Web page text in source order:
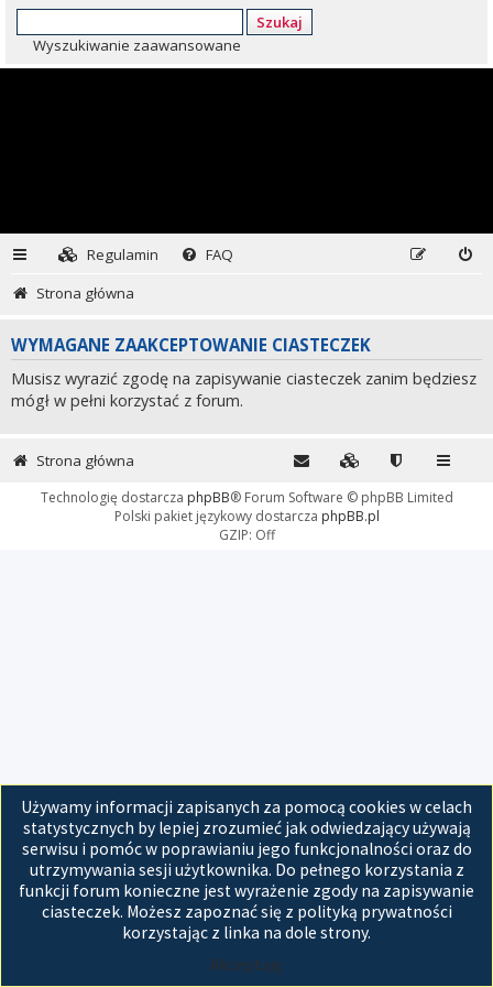
Szukaj
Wyszukiwanie zaawansowane
Regulamin
FAQ
Strona główna
WYMAGANE ZAAKCEPTOWANIE CIASTECZEK
Musisz wyrazić zgodę na zapisywanie ciasteczek zanim będziesz
mógł w pełni korzystać z forum.
Używamy informacji zapisanych za pomocą cookies w celach
statystycznych by lepiej zrozumieć jak odwiedzający używają
serwisu i pomóc w poprawianiu jego funkcjonalności oraz do
utrzymywania sesji użytkownika. Do pełnego korzystania z
funkcji forum konieczne jest wyrażenie zgody na zapisywanie
ciasteczek. Możesz zapoznać się z polityką prywatności
korzystając z linka na dole strony.
Akceptuję
Strona główna
Technologię dostarcza phpBB® Forum Software © phpBB Limited
Polski pakiet językowy dostarcza phpBB.pl
GZIP: Off